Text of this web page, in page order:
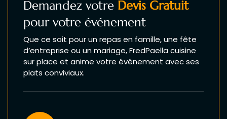
Demandez votre Devis Gratuit
pour votre événement
Que ce soit pour un repas en famille, une fête
d’entreprise ou un mariage, FredPaella cuisine
sur place et anime votre événement avec ses
plats conviviaux.